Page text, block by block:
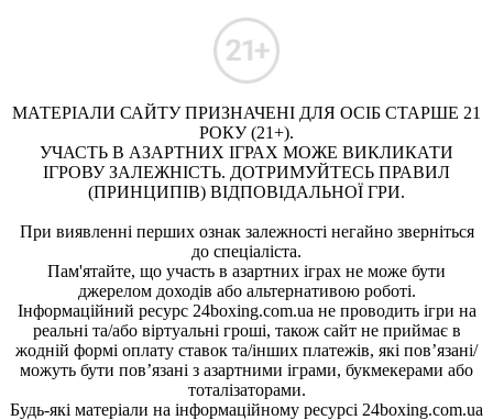
МАТЕРІАЛИ САЙТУ ПРИЗНАЧЕНІ ДЛЯ ОСІБ СТАРШЕ 21
РОКУ (21+).
УЧАСТЬ В АЗАРТНИХ ІГРАХ МОЖЕ ВИКЛИКАТИ
ІГРОВУ ЗАЛЕЖНІСТЬ. ДОТРИМУЙТЕСЬ ПРАВИЛ
(ПРИНЦИПІВ) ВІДПОВІДАЛЬНОЇ ГРИ.
При виявленні перших ознак залежності негайно зверніться
до спеціаліста.
Пам'ятайте, що участь в азартних іграх не може бути
джерелом доходів або альтернативою роботі.
Інформаційний ресурс 24boxing.com.ua не проводить ігри на
реальні та/або віртуальні гроші, також сайт не приймає в
жодній формі оплату ставок та/інших платежів, які пов’язані/
можуть бути пов’язані з азартними іграми, букмекерами або
тоталізаторами.
Будь-які матеріали на інформаційному ресурсі 24boxing.com.ua